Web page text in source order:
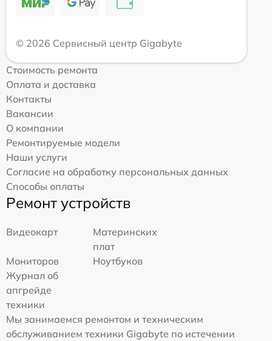
© 2026 Сервисный центр Gigabyte
Стоимость ремонта
Оплата и доставка
Контакты
Вакансии
О компании
Ремонтируемые модели
Наши услуги
Согласие на обработку персональных данных
Способы оплаты
Ремонт устройств
Видеокарт
Материнских
плат
Мониторов
Ноутбуков
Журнал об
апгрейде
техники
Мы занимаемся ремонтом и техническим
обслуживанием техники Gigabyte по истечении